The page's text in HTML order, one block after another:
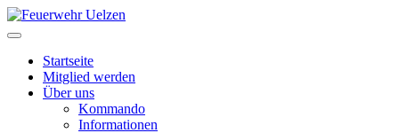
Startseite
Mitglied werden
Über uns
Kommando
Informationen